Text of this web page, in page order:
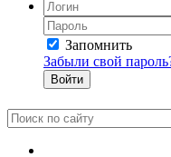
Запомнить
Забыли свой